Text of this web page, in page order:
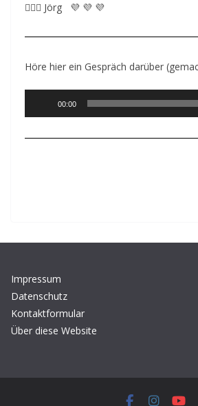
🙋🏼‍♂️ Jörg 💜 💜 💜
Höre hier ein Gespräch darüber
Player
00:00
Impressum
Datenschutz
Kontaktformular
Über diese Website